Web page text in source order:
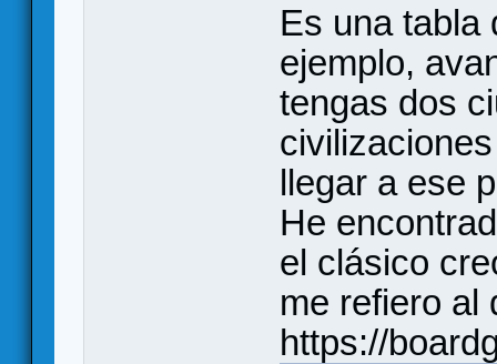
Es una tabla
ejemplo,
tengas dos
llegar a ese
He
el clásico
me refiero al
https://